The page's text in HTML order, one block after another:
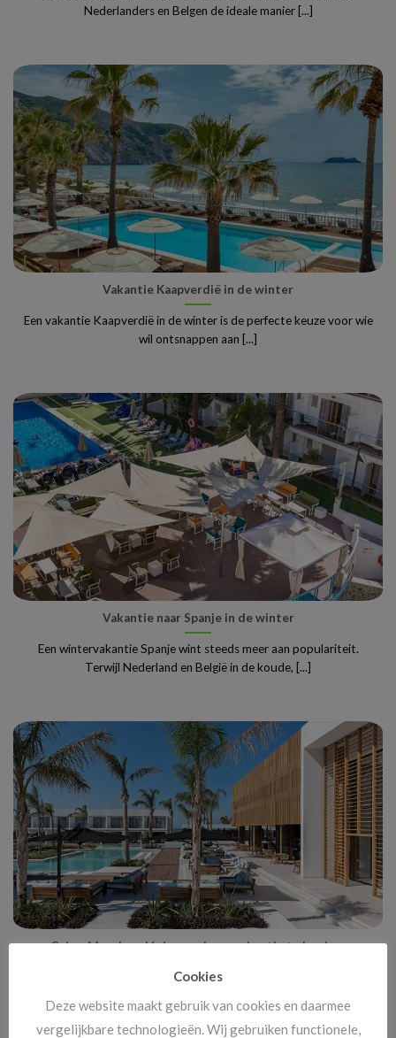
Nederlanders en Belgen de ideale manier [...]
Vakantie Kaapverdië in de winter
Een vakantie Kaapverdië in de winter is de perfecte keuze voor wie
wil ontsnappen aan [...]
Vakantie naar Spanje in de winter
Een wintervakantie Spanje wint steeds meer aan populariteit.
Terwijl Nederland en België in de koude, [...]
Cyber Monday: dé dag om jouw vakantie te boeken
Cyber Monday staat bekend als hét online shoppingmoment van
Cookies
Deze website maakt gebruik van cookies en daarmee
vergelijkbare technologieën. Wij gebruiken functionele,